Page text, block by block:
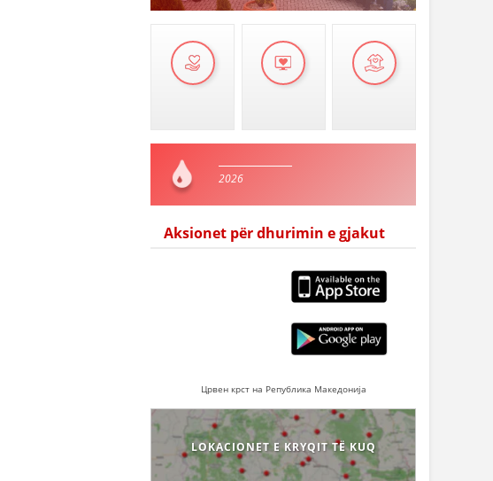
2026
Aksionet për dhurimin e gjakut
Црвен крст на Република Македонија
LOKACIONET E KRYQIT TË KUQ